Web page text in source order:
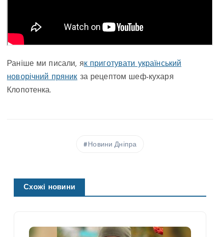
Раніше ми писали, як приготувати український
новорічний пряник за рецептом шеф-кухаря
Клопотенка.
Новини Дніпра
Схожі новини